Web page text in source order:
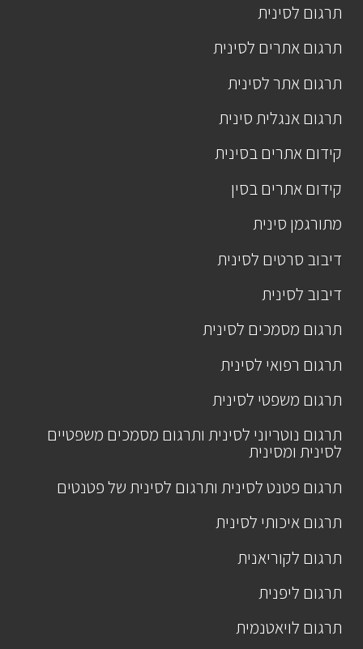
תרגום לסינית
תרגום אתרים לסינית
תרגום אתר לסינית
תרגום אנגלית סינית
קידום אתרים בסינית
קידום אתרים בסין
מתורגמן סינית
דיבוב סרטים לסינית
דיבוב לסינית
תרגום מסמכים לסינית
תרגום רפואי לסינית
תרגום משפטי לסינית
תרגום נוטריוני לסינית ותרגום מסמכים משפטיים
לסינית ומסינית
תרגום פטנט לסינית ותרגום לסינית של פטנטים
תרגום איכותי לסינית
תרגום לקוריאנית
תרגום ליפנית
תרגום לויאטנמית